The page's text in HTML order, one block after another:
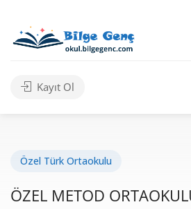
Kayıt Ol
Özel Türk Ortaokulu
ÖZEL METOD